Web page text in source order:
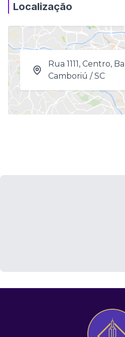
Localização
Rua 1111, Centro,
Camboriú / SC